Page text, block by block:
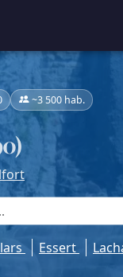
~3 500 hab.
Essert